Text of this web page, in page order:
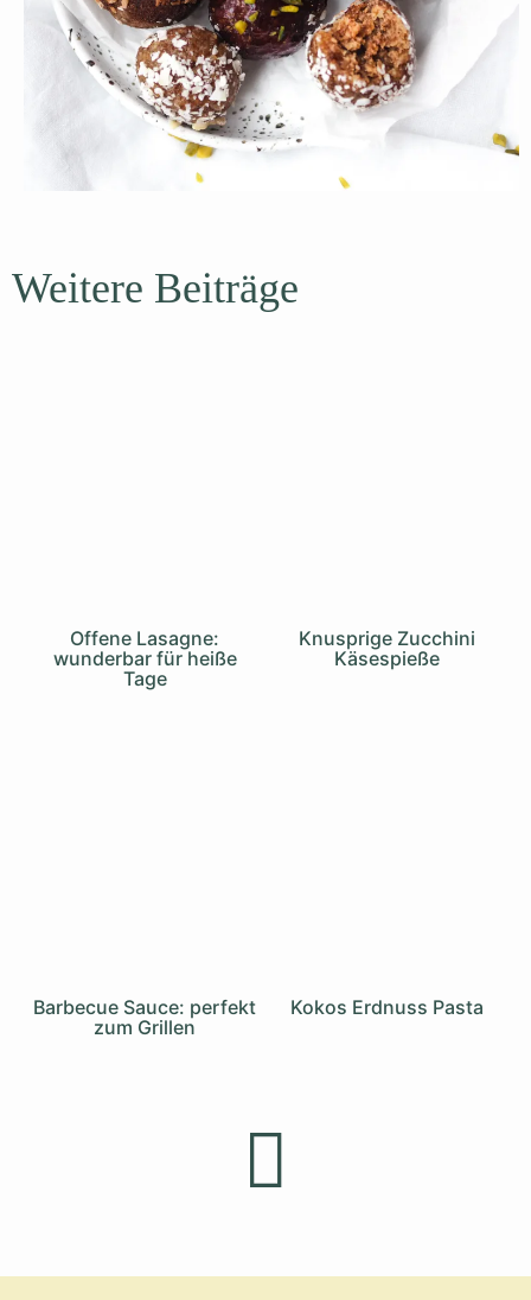
Weitere Beiträge
Offene Lasagne:
wunderbar für heiße
Tage
Knusprige Zucchini
Käsespieße
Barbecue Sauce: perfekt
zum Grillen
Kokos Erdnuss Pasta